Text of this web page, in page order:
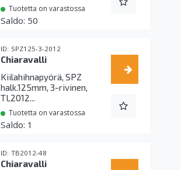
Tuotetta on varastossa
50
SPZ125-3-2012
Chiaravalli
Kiilahihnapyörä, SPZ
halk.125mm, 3-rivinen,
TL2012...
Tuotetta on varastossa
1
TB2012-48
Chiaravalli